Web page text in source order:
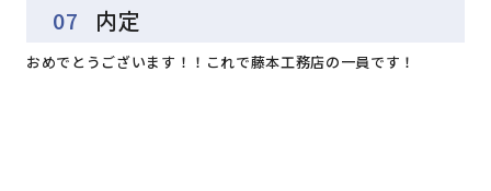
07 内定
おめでとうございます！！これで藤本工務店の一員です！